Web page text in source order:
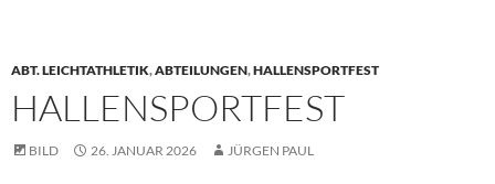
ABT. LEICHTATHLETIK,ABTEILUNGEN,HALLENSPORTFEST
HALLENSPORTFEST
BILD 26. JANUAR 2026 JÜRGEN PAUL